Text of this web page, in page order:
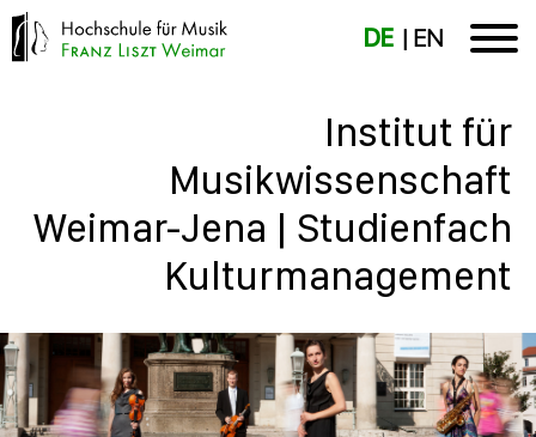
DE EN
Institut für
Musikwissenschaft
Weimar-Jena | Studienfach
Kulturmanagement